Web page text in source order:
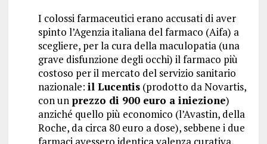
I colossi farmaceutici erano accusati di aver
spinto l’Agenzia italiana del farmaco (Aifa) a
scegliere, per la cura della maculopatia (una
grave disfunzione degli occhi) il farmaco più
costoso per il mercato del servizio sanitario
nazionale: il Lucentis(prodotto da Novartis,
con unprezzo di 900 euro a iniezione)
anziché quello più economico (l’Avastin, della
Roche, da circa 80 euro a dose), sebbene i due
farmaci avessero identica valenza curativa.